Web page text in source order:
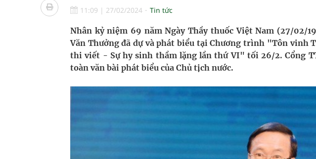
Súp lơ xanh mang đến hy vọng mới trong phòng ngừa ung thư
Triển khai đồng bộ các giải pháp quản lý chất lượng thuốc
Cách âm nhạc trị liệu được “đo ni đóng giày”
Dự báo thời tiết ngày 08/8/2026: Bắc Bộ nắng nóng, nhiệt độ cao nhất 35 độ
11:09 | 27/02/2024 Tin tức
Nhân kỷ niệm 69 năm Ngày Thầy thuốc Việt Nam (27/02/
Văn Thưởng đã dự và phát biểu tại Chương trình "Tôn vinh
thi viết - Sự hy sinh thầm lặng lần thứ VI" tối 26/2. Cổng
toàn văn bài phát biểu của Chủ tịch nước.